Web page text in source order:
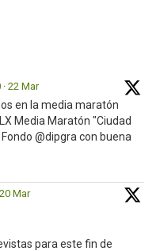
· 22 Mar
en la media maratón
Media Maratón "Ciudad
@dipgra con buena
20 Mar
para este fin de